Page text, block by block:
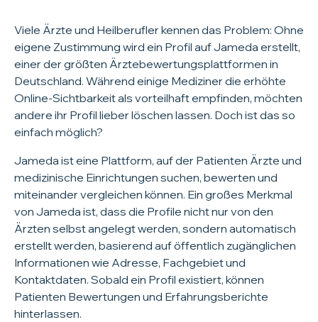
Viele Ärzte und Heilberufler kennen das Problem: Ohne
eigene Zustimmung wird ein Profil auf Jameda erstellt,
einer der größten Ärztebewertungsplattformen in
Deutschland. Während einige Mediziner die erhöhte
Online-Sichtbarkeit als vorteilhaft empfinden, möchten
andere ihr Profil lieber löschen lassen. Doch ist das so
einfach möglich?
Jameda ist eine Plattform, auf der Patienten Ärzte und
medizinische Einrichtungen suchen, bewerten und
miteinander vergleichen können. Ein großes Merkmal
von Jameda ist, dass die Profile nicht nur von den
Ärzten selbst angelegt werden, sondern automatisch
erstellt werden, basierend auf öffentlich zugänglichen
Informationen wie Adresse, Fachgebiet und
Kontaktdaten. Sobald ein Profil existiert, können
Patienten Bewertungen und Erfahrungsberichte
hinterlassen.